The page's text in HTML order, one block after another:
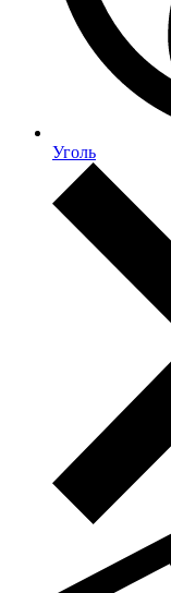
Уголь